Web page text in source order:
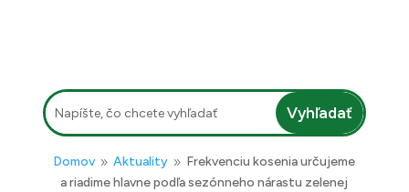
Hľadať:
Domov 9 Aktuality 9 Frekvenciu kosenia určujeme
a riadime hlavne podľa sezónneho nárastu zelenej